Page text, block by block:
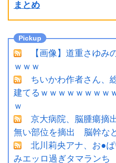
まとめ
【画像】道重さゆみ
ｗｗｗ
ちいかわ作者さん、
建てるｗｗｗｗｗｗｗｗ
ｗ
京大病院、脳腫瘍摘
無い部位を摘出 脳幹な
北川莉央アナ、お●
みエッロ過ぎタマランち